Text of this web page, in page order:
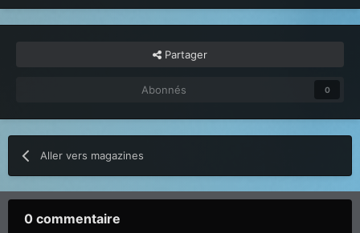
Partager
Abonnés 0
Aller vers magazines
0 commentaire